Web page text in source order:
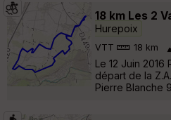
18 km Les 2
Hurepoix
VTT 18 km
Le 12 Juin
départ de la
Pierre Blanche